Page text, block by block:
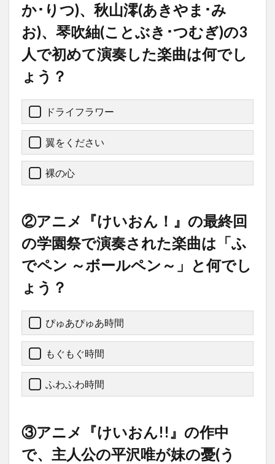
か･りつ)、秋山澪(あきやま･み
お)、琴吹紬(ことぶき･つむぎ)の3
人で初めて演奏した楽曲は何でし
ょう？
ドライフラワー
翼をください
裸の心
②アニメ『けいおん！』の最終回
の学園祭で演奏された楽曲は「ふ
でペン ～ボールペン～」と何でし
ょう？
ぴゅあぴゅあ時間
もぐもぐ時間
ふわふわ時間
③アニメ『けいおん!!』の作中
で、主人公の平沢唯が妹の憂(う